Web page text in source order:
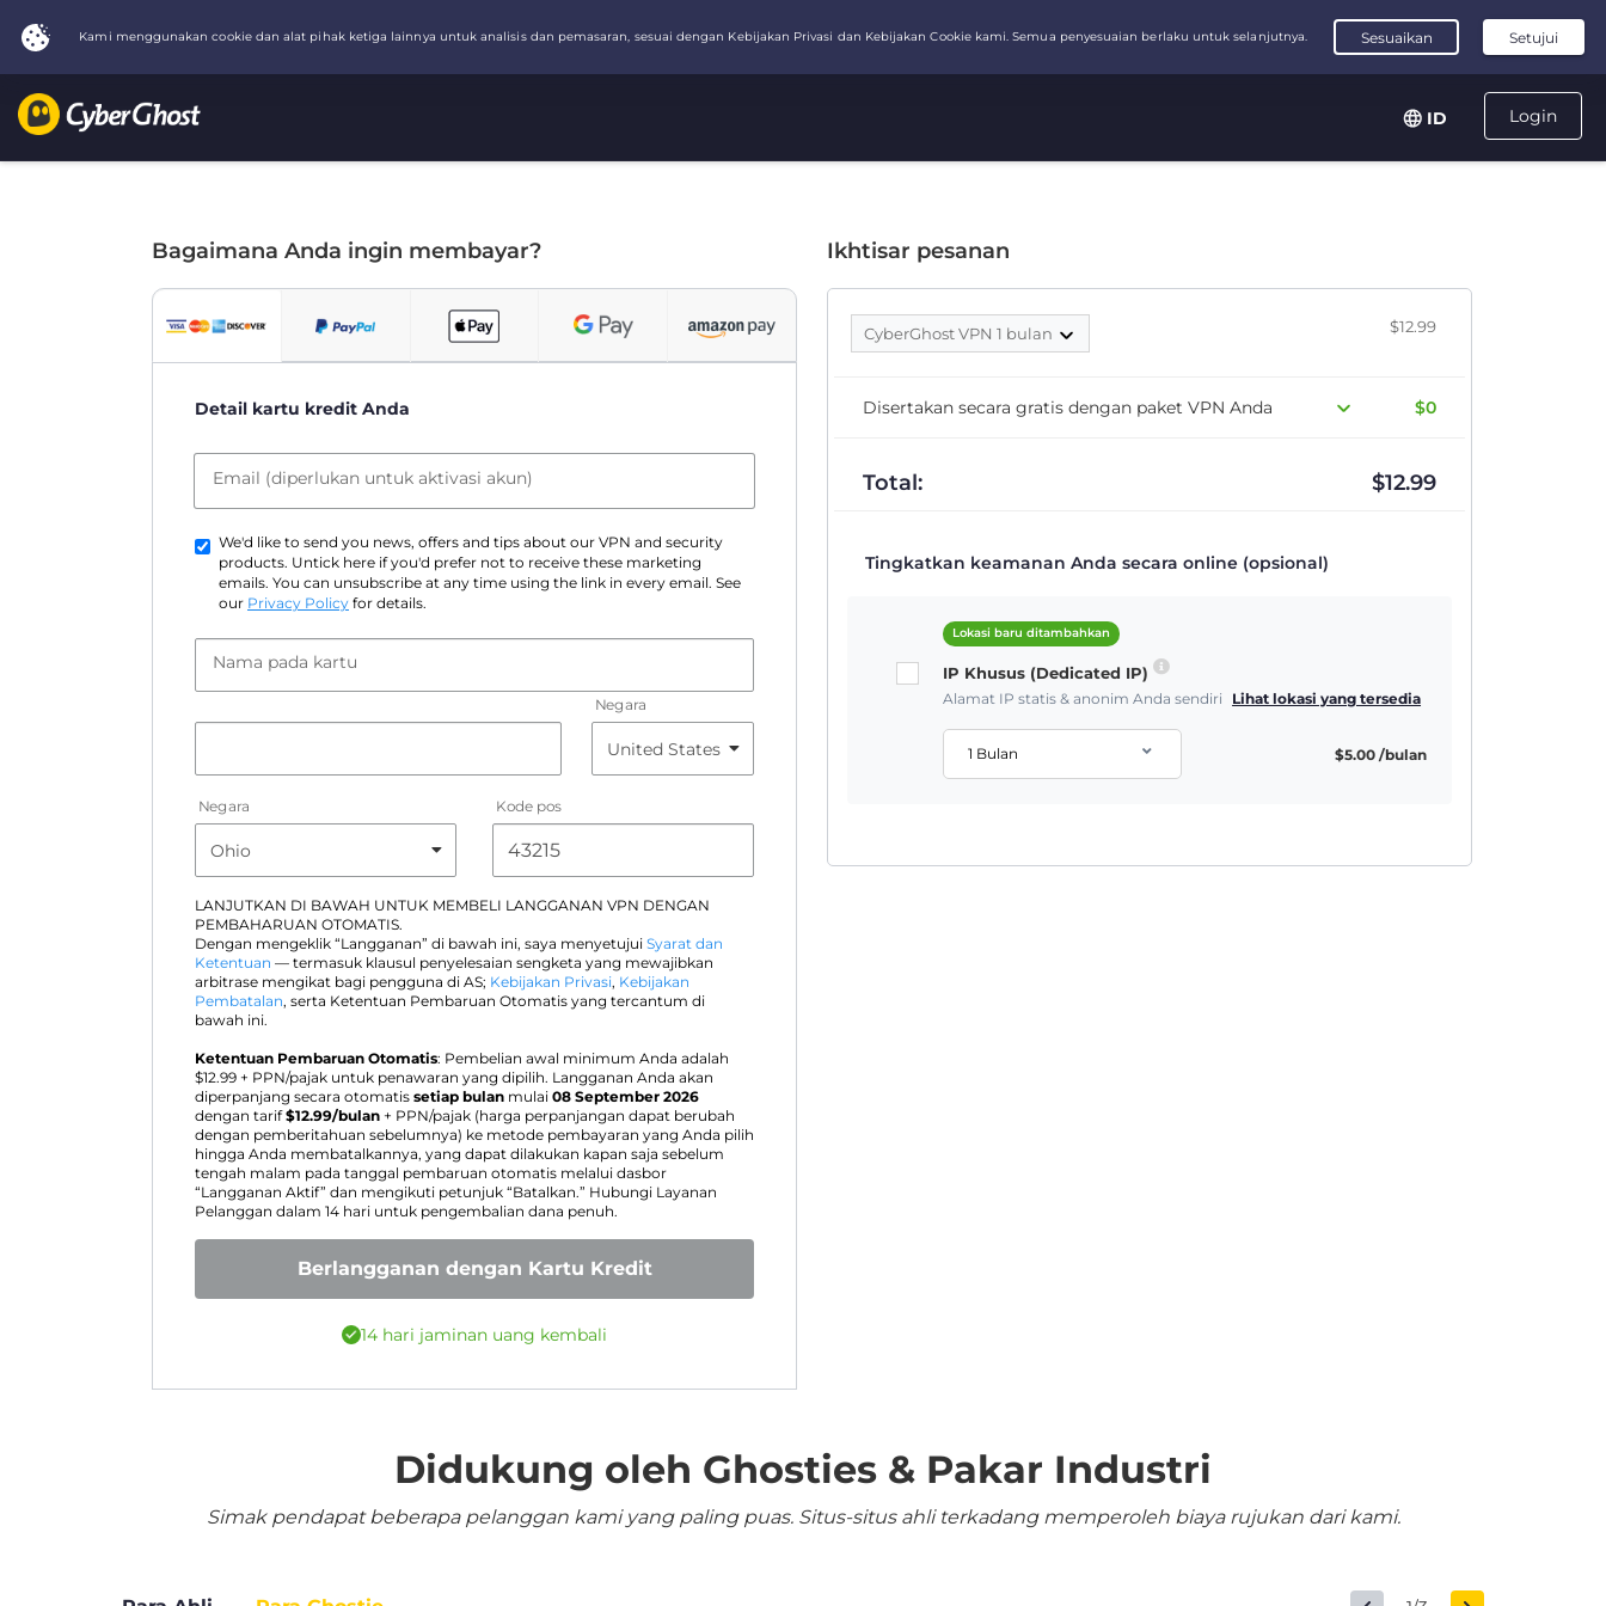
Login
ID
Bagaimana Anda ingin membayar?
Detail kartu kredit Anda
Email (diperlukan untuk aktivasi akun)
We'd like to send you news, offers and tips about our VPN and security
products. Untick here if you'd prefer not to receive these marketing
emails. You can unsubscribe at any time using the link in every email. See
our Privacy Policy for details.
Nama pada kartu
Negara
Negara Kode pos
LANJUTKAN DI BAWAH UNTUK MEMBELI LANGGANAN VPN DENGAN
PEMBAHARUAN OTOMATIS.
Dengan mengeklik “Langganan” di bawah ini, saya menyetujui Syarat dan
Ketentuan — termasuk klausul penyelesaian sengketa yang mewajibkan
arbitrase mengikat bagi pengguna di AS; Kebijakan Privasi, Kebijakan
Pembatalan, serta Ketentuan Pembaruan Otomatis yang tercantum di
bawah ini.
Ketentuan Pembaruan Otomatis: Pembelian awal minimum Anda adalah
$12.99 + PPN/pajak untuk penawaran yang dipilih. Langganan Anda akan
diperpanjang secara otomatis setiap bulan mulai 08 September 2026
dengan tarif$12.99/bulan + PPN/pajak (harga perpanjangan dapat berubah
dengan pemberitahuan sebelumnya) ke metode pembayaran yang Anda pilih
hingga Anda membatalkannya, yang dapat dilakukan kapan saja sebelum
tengah malam pada tanggal pembaruan otomatis melalui dasbor
“Langganan Aktif” dan mengikuti petunjuk “Batalkan.” Hubungi Layanan
Pelanggan dalam 14 hari untuk pengembalian dana penuh.
Berlangganan dengan Kartu Kredit
14 hari jaminan uang kembali
Ikhtisar pesanan
CyberGhost VPN 1 bulan $12.99
Disertakan secara gratis dengan paket VPN Anda $0
Total: $12.99
Tingkatkan keamanan Anda secara online (opsional)
Lokasi baru ditambahkan
IP Khusus (Dedicated IP)
Alamat IP statis & anonim Anda sendiri Lihat lokasi yang tersedia
1 Bulan $5.00 /bulan
Didukung oleh Ghosties & Pakar Industri
Simak pendapat beberapa pelanggan kami yang paling puas. Situs-situs ahli terkadang memperoleh biaya rujukan dari kami.